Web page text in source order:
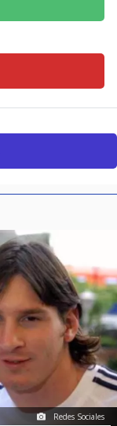
Redes Sociales